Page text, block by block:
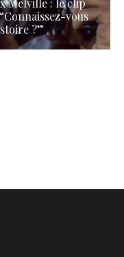
vous
?”